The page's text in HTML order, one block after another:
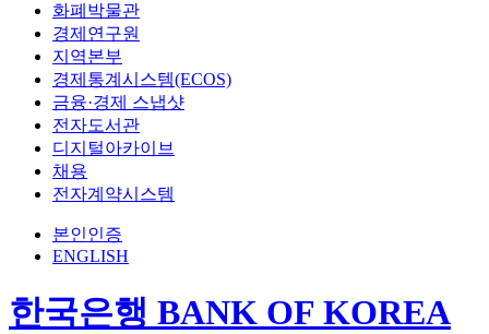
화폐박물관
경제연구원
지역본부
경제통계시스템(ECOS)
금융·경제 스냅샷
전자도서관
디지털아카이브
채용
전자계약시스템
본인인증
ENGLISH
한국은행 BANK OF KOREA